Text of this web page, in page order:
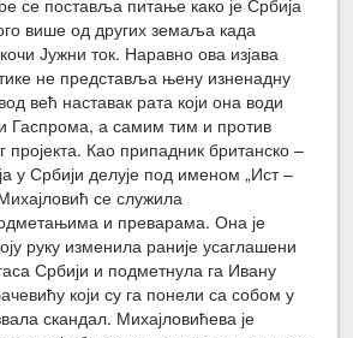
се поставља питање како је Србија
више од других земаља када
Јужни ток. Наравно ова изјава
не представља њену изненадну
већ наставак рата који она води
Гаспрома, а самим тим и против
пројекта. Као припадник британско –
у Србији делује под именом „Ист –
се служила
и преварама. Она је
руку изменила раније усаглашени
Србији и подметнула га Ивану
који су га понели са собом у
скандал. Михајловићева је